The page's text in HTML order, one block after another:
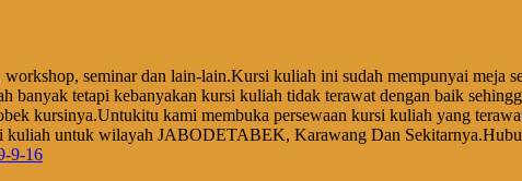
seminar dan lain-lain.Kursi kuliah ini sudah mempunyai meja
banyak tetapi kebanyakan kursi kuliah tidak terawat dengan baik
kursinya.Untukitu kami membuka persewaan kursi kuliah yang
kuliah untuk wilayah JABODETABEK, Karawang Dan